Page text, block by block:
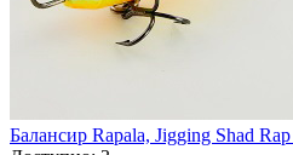
Балансир Rapala, Jigging Shad